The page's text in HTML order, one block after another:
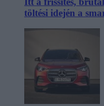
töltési idején a